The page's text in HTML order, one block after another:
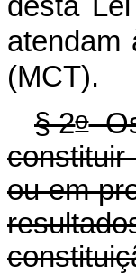
atendam
§ 2oOs
ou em